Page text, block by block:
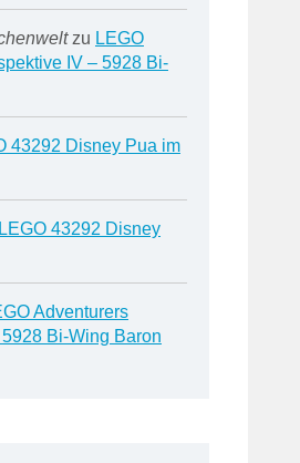
zu LEGO
IV – 5928 Bi-
43292 Disney Pua im
LEGO 43292 Disney
Adventurers
Bi-Wing Baron